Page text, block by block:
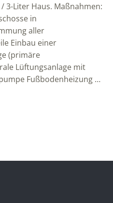
3-Liter Haus. Maßnahmen:
in
aller
Einbau einer
(primäre
Lüftungsanlage mit
Fußbodenheizung …